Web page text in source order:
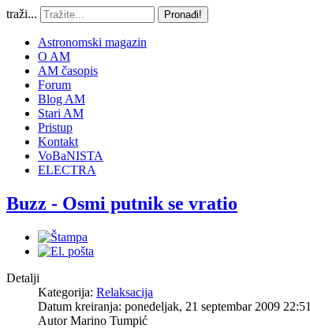
traži... Pronađi!
Astronomski magazin
O AM
AM časopis
Forum
Blog AM
Stari AM
Pristup
Kontakt
VoBaNISTA
ELECTRA
Buzz - Osmi putnik se vratio
Detalji
Kategorija: Relaksacija
Datum kreiranja: ponedeljak, 21 septembar 2009 22:51
AutorMarino Tumpić